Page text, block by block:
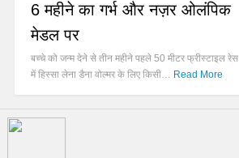
6 महीने का गर्भ और नज़र ओलंपिक
मेडल पर
बच्चे को जन्म देने से तीन महीने पहले 50 मीटर फ्रीस्टाइल रेस
में हिस्सा लेना डैना वोल्मर के लिए किसी… Read More